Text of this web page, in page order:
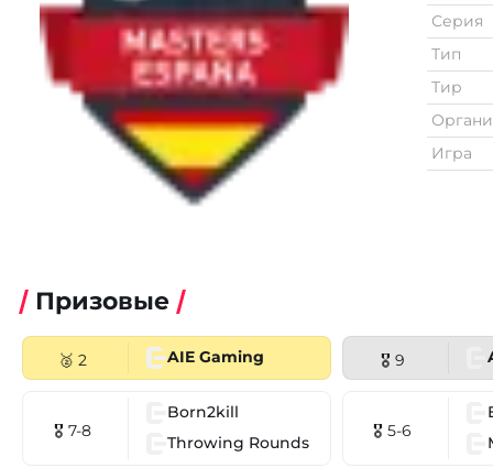
Серия
Тип
Тир
Игра
Призовые
🥈 2 AIE Gaming 🎖 9
🎖 7-8
Born2kill
Throwing Rounds
🎖 5-6